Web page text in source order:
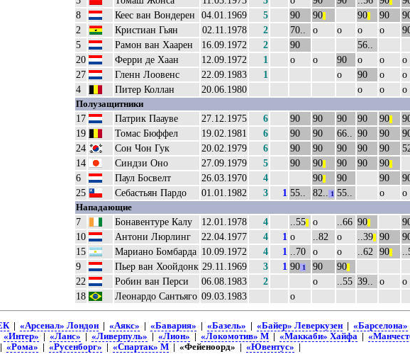
8
Кеес ван Вондерен 04.01.1969 5 90 90 90 90
2
Кристиан Гьян 02.11.1978 2 70.. о о о о
5
Рамон ван Хаарен 16.09.1972 2 90
56..
20
Ферри де Хаан 12.09.1972 1 о о 90 о о
о
27
Гленн Лоовенс 22.09.1983 1 о 90 о
о
4
Питер Коллан 20.06.1980 о о о
Полузащитники
17 Патрик Паауве 27.12.1975 6 90 90 90 90 90
19 Томас Бюффел 19.02.1981 6 90 90 66.. 90 90
24
Сон Чон Гук 20.02.1979 6 90 90 90 90 90
14
Синдзи Оно 27.09.1979 5 90 90 90 90 90
6 Паул Босвелт 26.03.1970 4 90 90 90
25
Себастьян Пардо 01.01.1982 3 1 55.. 82.. 1 55.. о о
Нападающие
7 Бонавентуре Калу 12.01.1978 4 ..55 о ..66 90
10
Антони Люрлинг 22.04.1977 4 1 о ..82 о ..39 90
15 Мариано Бомбарда 10.09.1972 4 1 ..70 о о ..62 90
9 Пьер ван Хоойдонк 29.11.1969 3 1 90 1 90 90
22 Робин ван Перси 06.08.1983 2 о ..55 39.. о
о
18
Леонардо Сантьяго 09.03.1983 о
| «Арсенал» Лондон| «Аякс» | «Бавария» | «Базель» | «Байер» Леверкузен| «Барселона»
«Интер» | «Ланс» | «Ливерпуль» | «Лион» | «Локомотив» М| «Маккаби» Хайфа |
«Рома» | «Русенборг» | «Спартак» М| «Фейеноорд» | «Ювентус» |